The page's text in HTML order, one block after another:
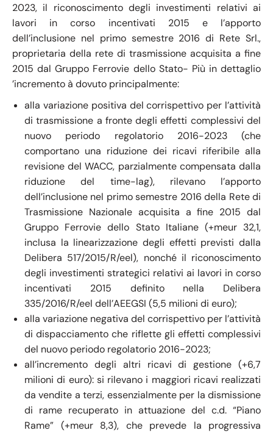
2023, il riconoscimento degli investimenti relativi ai
lavori in corso incentivati 2015 e l’apporto
dell’inclusione nel primo semestre 2016 di Rete Srl.,
proprietaria della rete di trasmissione acquisita a fine
2015 dal Gruppo Ferrovie dello Stato- Più in dettaglio
’incremento à dovuto principalmente:
alla variazione positiva del corrispettivo per l’attività
di trasmissione a fronte degli effetti complessivi del
nuovo periodo regolatorio 2016-2023 (che
comportano una riduzione dei ricavi riferibile alla
revisione del WACC, parzialmente compensata dalla
riduzione del time-lag), rilevano l’apporto
dell’inclusione nel primo semestre 2016 della Rete di
Trasmissione Nazionale acquisita a fine 2015 dal
Gruppo Ferrovie dello Stato Italiane (+meur 32,1,
inclusa la linearizzazione degli effetti previsti dalla
Delibera 517/2015/R/eel), nonché il riconoscimento
degli investimenti strategici relativi ai lavori in corso
incentivati 2015 definito nella Delibera
335/2016/R/eel dell’AEEGSI (5,5 milioni di euro);
alla variazione negativa del corrispettivo per l’attività
di dispacciamento che riflette gli effetti complessivi
del nuovo periodo regolatorio 2016-2023;
all’incremento degli altri ricavi di gestione (+6,7
milioni di euro): si rilevano i maggiori ricavi realizzati
da vendite a terzi, essenzialmente per la dismissione
di rame recuperato in attuazione del c.d. “Piano
Rame” (+meur 8,3), che prevede la progressiva